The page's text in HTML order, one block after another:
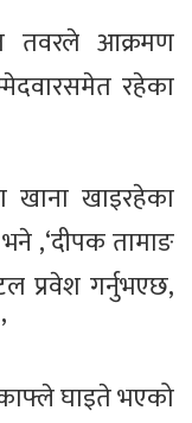
तवरले आक्रमण
रहेका
खाना खाइरहेका
,‘दीपक तामाङ
प्रवेश गर्नुभएछ,
घाइते भएको